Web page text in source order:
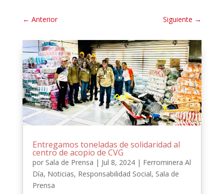
← Anterior Siguiente →
Entregamos toneladas de solidaridad al
centro de acopio de CVG
por Sala de Prensa | Jul 8, 2024| Ferrominera Al
Día, Noticias, Responsabilidad Social, Sala de
Prensa